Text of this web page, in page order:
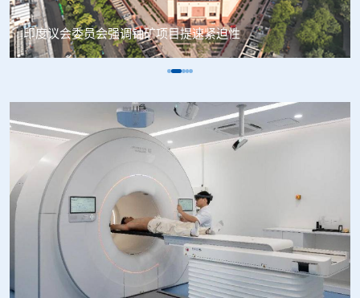
中核辐智正式设立 中国同辐持股90%打通核医疗全产业链